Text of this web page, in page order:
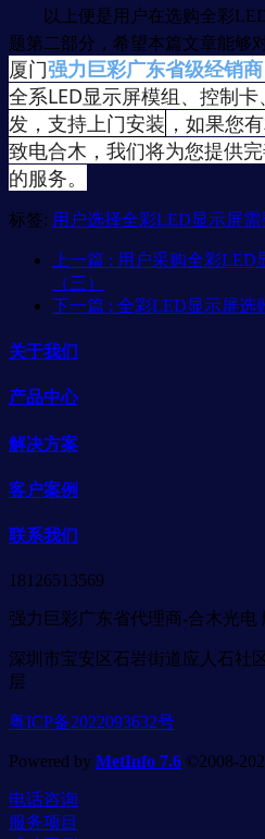
以上便是用户在选购全彩LED
题第二部分，希望本篇文章能够
厦门强力巨彩广东省级经销商
全系LED显示屏模组、控制卡
发，支持上门安装 ，如果您
致电合木，我们将为您提供
的服务。
标签: 用户选择全彩LED显示屏
上一篇 : 用户采购全彩LED
（三）
下一篇 : 全彩LED显示屏选
关于我们
产品中心
解决方案
客户案例
联系我们
18126513569
强力巨彩广东省代理商-合木光电
深圳市宝安区石岩街道应人石社
层
粤ICP备2022093632号
Powered by MetInfo 7.6 ©2008-
电话咨询
服务项目